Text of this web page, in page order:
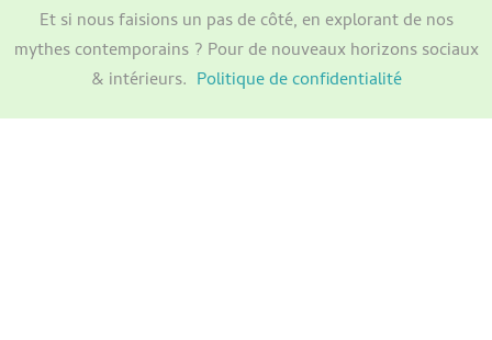
Et si nous faisions un pas de côté, en explorant de nos
mythes contemporains ? Pour de nouveaux horizons sociaux
& intérieurs. Politique de confidentialité